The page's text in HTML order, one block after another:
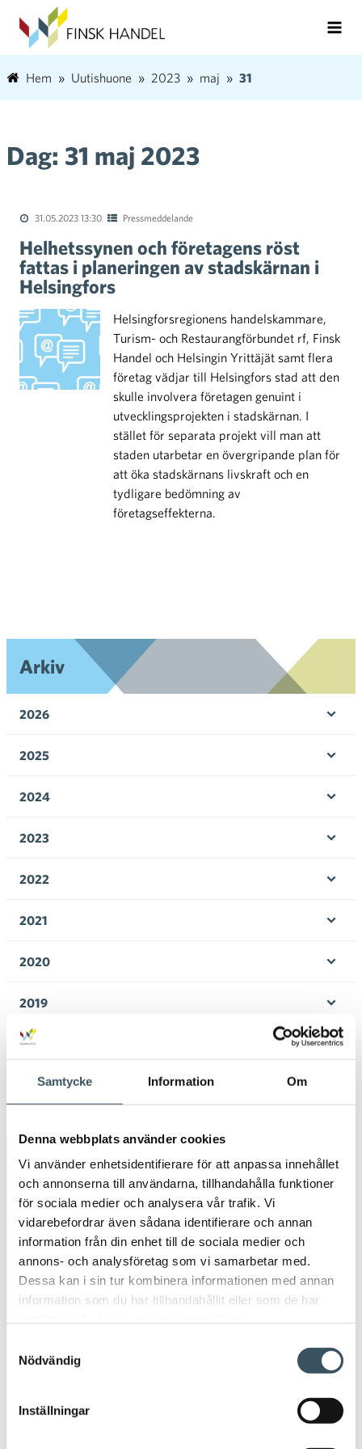
Samtycke Information Om
Denna webbplats använder cookies
Vi använder enhetsidentifierare för att anpassa innehållet
och annonserna till användarna, tillhandahålla funktioner
för sociala medier och analysera vår trafik. Vi
vidarebefordrar även sådana identifierare och annan
information från din enhet till de sociala medier och
annons- och analysföretag som vi samarbetar med.
Dessa kan i sin tur kombinera informationen med annan
information som du har tillhandahållit eller som de har
Nödvändig
Inställningar
Hem Uutishuone 2023 maj 31
Dag: 31 maj 2023
31.05.2023 13:30 Pressmeddelande
Helhetssynen och företagens röst
fattas i planeringen av stadskärnan i
Helsingfors
Helsingforsregionens handelskammare,
Turism- och Restaurangförbundet rf, Finsk
Handel och Helsingin Yrittäjät samt flera
företag vädjar till Helsingfors stad att den
skulle involvera företagen genuint i
utvecklingsprojekten i stadskärnan. I
stället för separata projekt vill man att
staden utarbetar en övergripande plan för
att öka stadskärnans livskraft och en
tydligare bedömning av
företagseffekterna.
Arkiv
2026
2025
2024
2023
2022
2021
2020
2019
2018
2017
Avainsanat
apoteksmarknaden Arbetsavtal
arbetsavtalsblankett Arbetsintyg arbetsliv
beskattningen circulär ekonomi coronavirus
digitala matinköp direkt stöd
flitfällor